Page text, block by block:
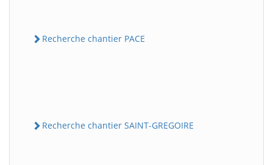
Recherche chantier PACE
Recherche chantier SAINT-GREGOIRE